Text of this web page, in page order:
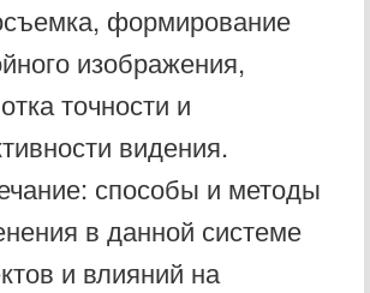
формирование
изображения,
точности и
видения.
способы и методы
в данной системе
и влияний на